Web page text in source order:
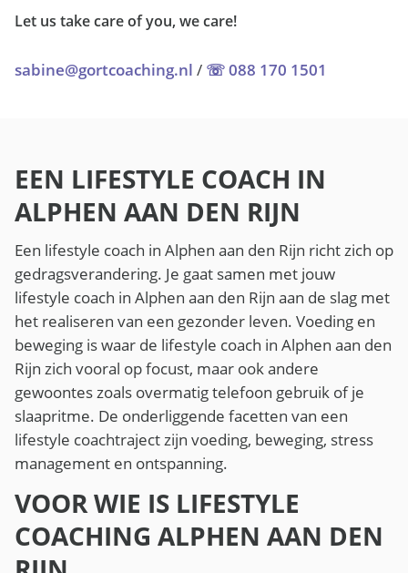
Let us take care of you, we care!
sabine@gortcoaching.nl / ☏ 088 170 1501
EEN LIFESTYLE COACH IN
ALPHEN AAN DEN RIJN
Een lifestyle coach in Alphen aan den Rijn richt zich op
gedragsverandering. Je gaat samen met jouw
lifestyle coach in Alphen aan den Rijn aan de slag met
het realiseren van een gezonder leven. Voeding en
beweging is waar de lifestyle coach in Alphen aan den
Rijn zich vooral op focust, maar ook andere
gewoontes zoals overmatig telefoon gebruik of je
slaapritme. De onderliggende facetten van een
lifestyle coachtraject zijn voeding, beweging, stress
management en ontspanning.
VOOR WIE IS LIFESTYLE
COACHING ALPHEN AAN DEN